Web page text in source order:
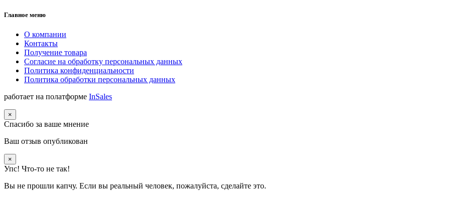
Главное меню
О компании
Контакты
Получение товара
Согласие на обработку персональных данных
Политика конфиденциальности
Политика обработки персональных данных
работает на полатформе InSales
×
Спасибо за ваше мнение
Ваш отзыв опубликован
×
Упс! Что-то не так!
Вы не прошли капчу. Если вы реальный человек, пожалуйста, сделайте это.